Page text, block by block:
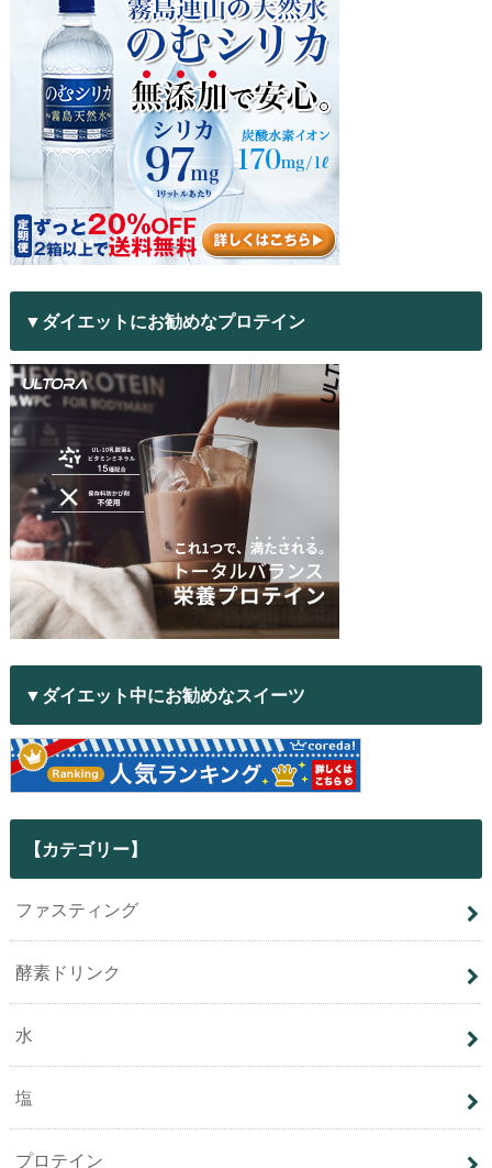
▼ダイエットにお勧めなプロテイン
▼ダイエット中にお勧めなスイーツ
【カテゴリー】
ファスティング
酵素ドリンク
水
塩
プロテイン